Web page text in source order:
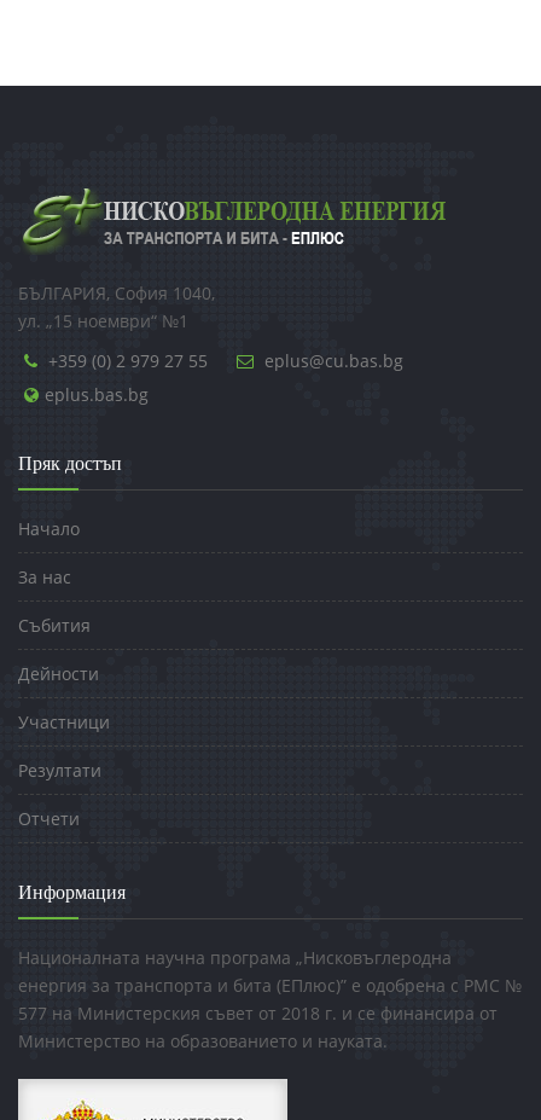
БЪЛГАРИЯ, София 1040,
ул. „15 ноември“ №1
+359 (0) 2 979 27 55
eplus@cu.bas.bg
eplus.bas.bg
Пряк достъп
Начало
За нас
Събития
Дейности
Участници
Резултати
Отчети
Информация
Националната научна програма „Нисковъглеродна
енергия за транспорта и бита (ЕПлюс)” е одобрена с РМС №
577 на Министерския съвет от 2018 г. и се финансира от
Министерство на образованието и науката.